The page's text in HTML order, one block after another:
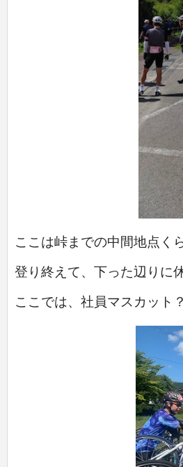
ここは峠までの中間地点く
登り終えて、下った辺りに
ここでは、社員マスカット